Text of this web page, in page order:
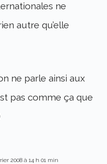
ne
autre qu’elle
ne parle ainsi aux
pas comme ça que
2008 à 14 h 01 min